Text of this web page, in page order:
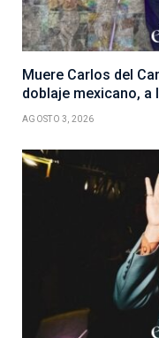
Muere Carlos del
doblaje mexicano, a
AGOSTO 3, 2026